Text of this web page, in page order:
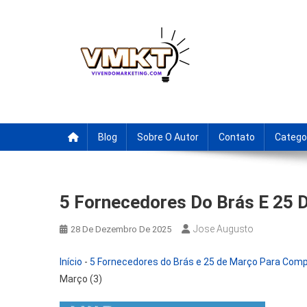
Blog Sobre O Autor Contato
5 Fornecedores Do Brás E 25
28 De Dezembro De 2025 Jose Augusto
Início - 5 Fornecedores do Brás e 25 de Março Para
Março (3)